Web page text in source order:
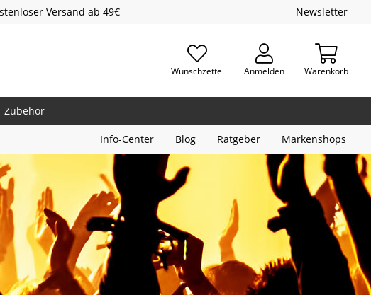
Versand ab 49€ Newsletter
Wunschzettel Anmelden Warenkorb
Zubehör
Info-Center Blog Ratgeber Markenshops